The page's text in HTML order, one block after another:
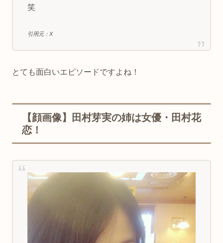
笑
引用元：X
とても面白いエピソードですよね！
【顔画像】田村芽実の姉は女優・田村花
恋！